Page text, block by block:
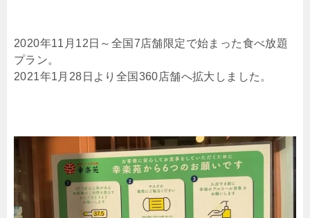
2020年11月12日～全国7店舗限定で始まった食べ放題
プラン。
2021年1月28日より全国360店舗へ拡大しました。